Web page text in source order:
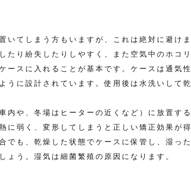
いてしまう方もいますが、これは絶対に避けま
たり紛失したりしやすく、また空気中のホコリ
ースに入れることが基本です。ケースは通気性
うに設計されています。使用後は水洗いして乾
内や、冬場はヒーターの近くなど）に放置する
に弱く、変形してしまうと正しい矯正効果が得
でも、乾燥した状態でケースに保管し、湿った
ょう。湿気は細菌繁殖の原因になります。